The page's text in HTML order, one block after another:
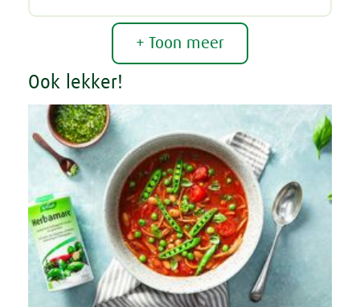
+ Toon meer
Ook lekker!